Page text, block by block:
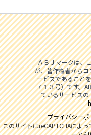
ＡＢＪマークは、
が、著作権者から
ービスであること
７１３号）です。
ているサービス
プライバシーポ
このサイトはreCAPTCHAによ